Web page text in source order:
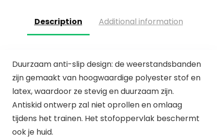
Description Additional information
Duurzaam anti-slip design: de weerstandsbanden
zijn gemaakt van hoogwaardige polyester stof en
latex, waardoor ze stevig en duurzaam zijn.
Antiskid ontwerp zal niet oprollen en omlaag
tijdens het trainen. Het stofoppervlak beschermt
ook je huid.